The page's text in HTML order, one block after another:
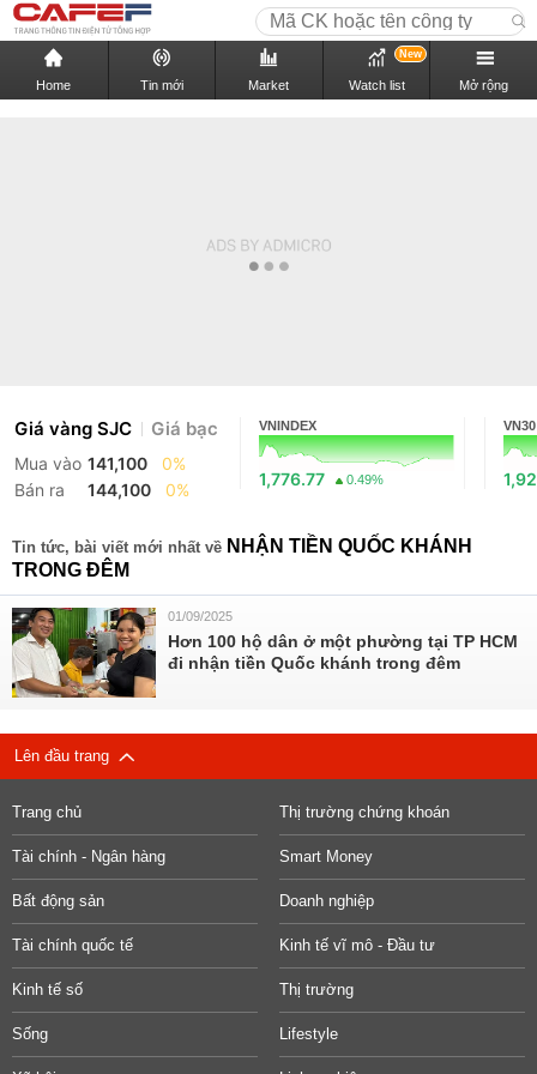
Home Tin mới Market Watch list
New
Mở rộng
Giá vàng SJC Giá bạc
Mua vào 141,100
0%
Bán ra
144,100 0%
VNINDEX
1,776.77 0.49%
VN30
Tin tức, bài viết mới nhất về NHẬN TIỀN QUỐC KHÁNH
TRONG ĐÊM
01/09/2025
Hơn 100 hộ dân ở một phường tại TP HCM
đi nhận tiền Quốc khánh trong đêm
Lên đầu trang
Trang chủ Thị trường chứng khoán
Tài chính - Ngân hàng Smart Money
Bất động sản Doanh nghiệp
Tài chính quốc tế Kinh tế vĩ mô - Đầu tư
Kinh tế số Thị trường
Sống Lifestyle